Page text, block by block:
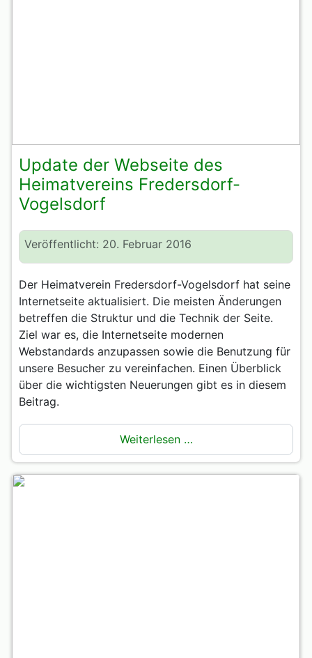
Update der Webseite des
Heimatvereins Fredersdorf-
Vogelsdorf
Veröffentlicht: 20. Februar 2016
Der Heimatverein Fredersdorf-Vogelsdorf hat seine
Internetseite aktualisiert. Die meisten Änderungen
betreffen die Struktur und die Technik der Seite.
Ziel war es, die Internetseite modernen
Webstandards anzupassen sowie die Benutzung für
unsere Besucher zu vereinfachen. Einen Überblick
über die wichtigsten Neuerungen gibt es in diesem
Beitrag.
Weiterlesen …